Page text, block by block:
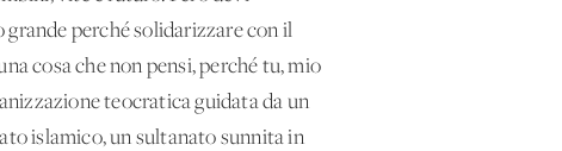
perché solidarizzare con il
cosa che non pensi, perché tu, mio
teocratica guidata da un
islamico, un sultanato sunnita in